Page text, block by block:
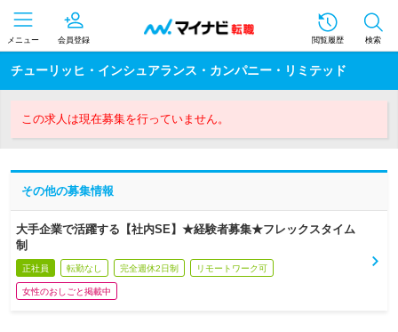
メニュー 会員登録 閲覧履歴 検索
チューリッヒ・インシュアランス・カンパニー・リミテッド
この求人は現在募集を行っていません。
その他の募集情報
大手企業で活躍する【社内SE】★経験者募集★フレックスタイム
制
正社員 転勤なし 完全週休2日制 リモートワーク可
女性のおしごと掲載中